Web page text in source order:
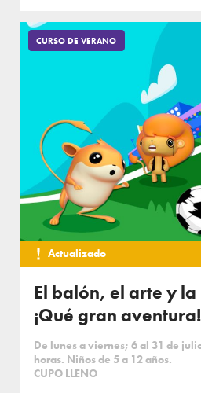
CURSO DE VERANO
Actualizado
El balón, el arte y
¡Qué gran aventura!
De lunes a viernes; 6 al 31 de
horas. Niños de 5 a 12 años.
CUPO LLENO